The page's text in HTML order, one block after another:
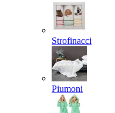
Strofinacci
Piumoni